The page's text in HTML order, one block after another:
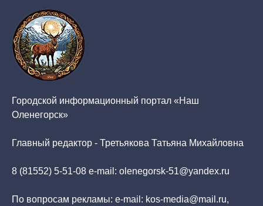
Городской информационный портал «Наш
Оленегорск»
Главный редактор - Третьякова Татьяна Михайловна
8 (81552) 5-51-08 e-mail: olenegorsk-51@yandex.ru
По вопросам рекламы: e-mail: kos-media@mail.ru,